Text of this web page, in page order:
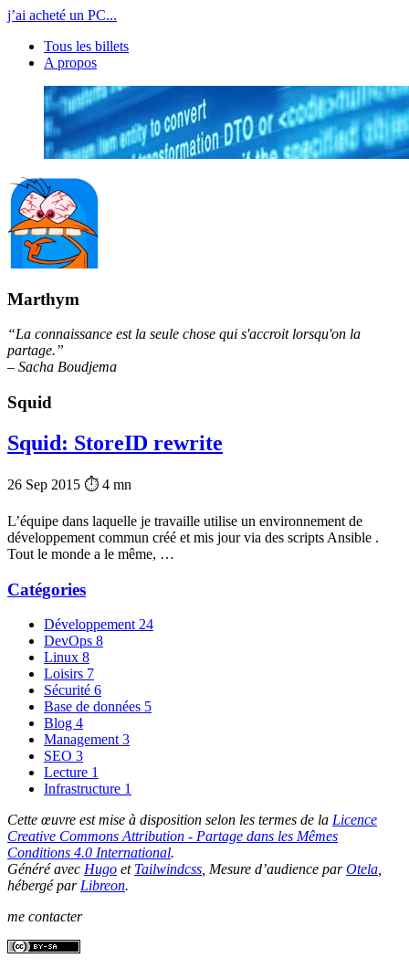
j’ai acheté un PC...
Tous les billets
A propos
Marthym
“La connaissance est la seule chose qui s'accroit lorsqu'on la
partage.”
– Sacha Boudjema
Squid
Squid: StoreID rewrite
26 Sep 2015 ⏱ 4 mn
L’équipe dans laquelle je travaille utilise un environnement de
développement commun créé et mis jour via des scripts Ansible .
Tout le monde a le même, …
Catégories
Développement24
DevOps 8
Linux 8
Loisirs 7
Sécurité 6
Base de données 5
Blog 4
Management3
SEO 3
Lecture 1
Infrastructure 1
Cette œuvre est mise à disposition selon les termes de la Licence
Creative Commons Attribution - Partage dans les Mêmes
Conditions 4.0 International.
Généré avec Hugo et Tailwindcss, Mesure d’audience parOtela,
hébergé parLibreon.
me contacter